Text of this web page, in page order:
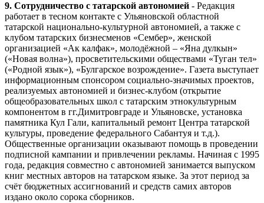
9. Сотрудничество с татарской автономией - Редакция
работает в тесном контакте с Ульяновской областной
татарской национально-культурной автономией, а также с
клубом татарских бизнесменов «Сембер», женской
организацией «Ак калфак», молодёжной – «Яна дулкын»
(«Новая волна»), просветительскими обществами «Туган тел»
(«Родной язык»), «Булгарское возрождение». Газета выступает
информационным спонсором социально-значимых проектов,
реализуемых автономией и бизнес-клубом (открытие
общеобразовательных школ с татарским этнокультурным
компонентом в гг.Димитровграде и Ульяновске, установка
памятника Кул Гали, капитальный ремонт Центра татарской
культуры, проведение федерального Сабантуя и т.д.).
Общественные организации оказывают помощь в проведении
подписной кампании и привлечении рекламы. Начиная с 1995
года, редакция совместно с автономией занимается выпуском
книг местных авторов на татарском языке. За этот период за
счёт бюджетных ассигнований и средств самих авторов
издано около сорока сборников.